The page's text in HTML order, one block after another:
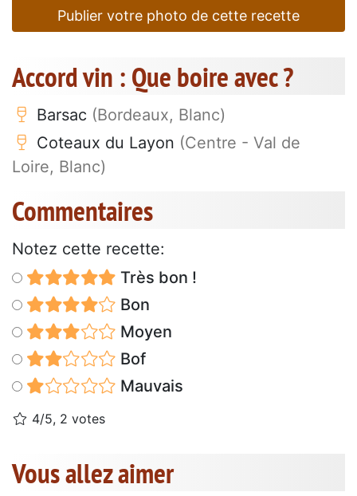
Publier votre photo de cette recette
Accord vin : Que boire avec ?
Barsac (Bordeaux, Blanc)
Coteaux du Layon (Centre - Val de
Loire, Blanc)
Commentaires
Notez cette recette:
Très bon !
Bon
Moyen
Bof
Mauvais
4/5, 2 votes
Vous allez aimer